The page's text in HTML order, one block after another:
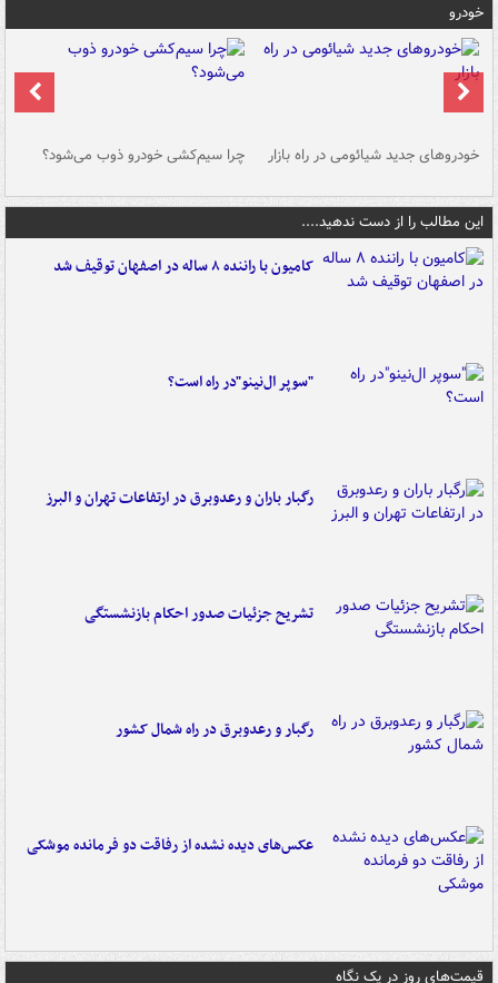
خودرو
خودروهای جدید شیائومی در راه بازار چرا سیم‌کشی خودرو ذوب می‌شود؟
این مطالب را از دست ندهید....
کامیون با راننده ۸ ساله در اصفهان توقیف شد
"سوپر ال‌نینو"در راه است؟
رگبار باران و رعدوبرق در ارتفاعات تهران و البرز
تشریح جزئیات صدور احکام بازنشستگی
رگبار و رعدوبرق در راه شمال کشور
عکس‌های دیده نشده از رفاقت دو فرمانده‌ موشکی
قیمت‌های روز در یک نگاه